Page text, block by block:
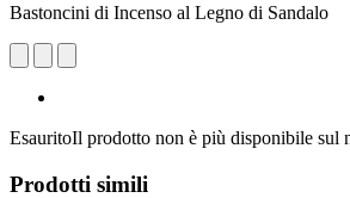
Bastoncini di Incenso al Legno di Sandalo
EsauritoIl prodotto non è più disponibile sul
Prodotti simili